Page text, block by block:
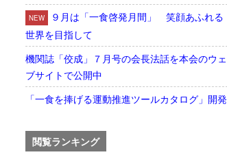
NEW
９月は「一食啓発月間」 笑顔あふれる
世界を目指して
機関誌「佼成」７月号の会長法話を本会のウェ
ブサイトで公開中
「一食を捧げる運動推進ツールカタログ」開発
閲覧ランキング